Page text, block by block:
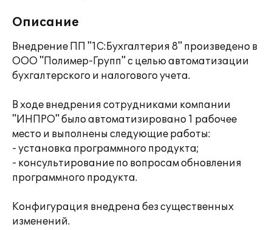
Описание
Внедрение ПП "1С:Бухгалтерия 8" произведено в
ООО "Полимер-Групп" с целью автоматизации
бухгалтерского и налогового учета.
В ходе внедрения сотрудниками компании
"ИНПРО" было автоматизировано 1 рабочее
место и выполнены следующие работы:
- установка программного продукта;
- консультирование по вопросам обновления
программного продукта.
Конфигурация внедрена без существенных
изменений.